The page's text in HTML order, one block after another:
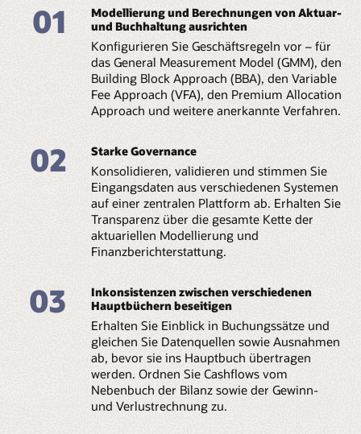
01
Modellierung und Berechnungen von Aktuar-
und Buchhaltung ausrichten
Konfigurieren Sie Geschäftsregeln vor – für
das General Measurement Model (GMM), den
Building Block Approach (BBA), den Variable
Fee Approach (VFA), den Premium Allocation
Approach und weitere anerkannte Verfahren.
02 Starke Governance
Konsolidieren, validieren und stimmen Sie
Eingangsdaten aus verschiedenen Systemen
auf einer zentralen Plattform ab. Erhalten Sie
Transparenz über die gesamte Kette der
aktuariellen Modellierung und
Finanzberichterstattung.
03
Inkonsistenzen zwischen verschiedenen
Hauptbüchern beseitigen
Erhalten Sie Einblick in Buchungssätze und
gleichen Sie Datenquellen sowie Ausnahmen
ab, bevor sie ins Hauptbuch übertragen
werden. Ordnen Sie Cashflows vom
Nebenbuch der Bilanz sowie der Gewinn-
und Verlustrechnung zu.